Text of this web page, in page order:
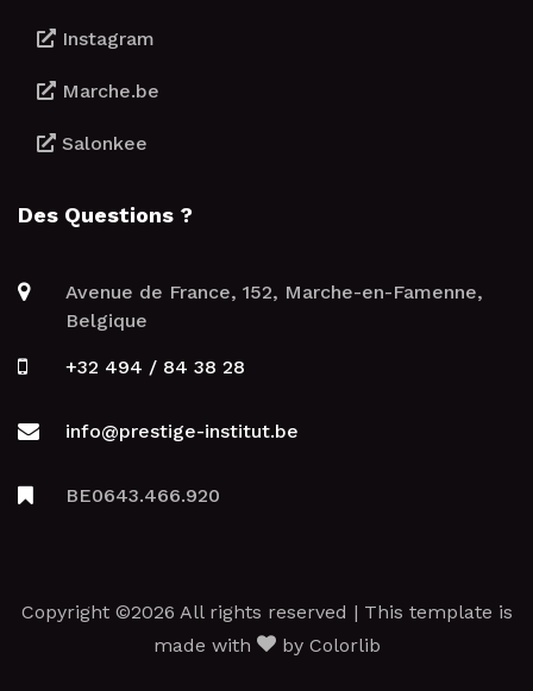
Instagram
Marche.be
Salonkee
Des Questions ?
Avenue de France, 152, Marche-en-Famenne,
Belgique
+32 494 / 84 38 28
info@prestige-institut.be
BE0643.466.920
Copyright ©2026 All rights reserved | This template is
made with
by Colorlib